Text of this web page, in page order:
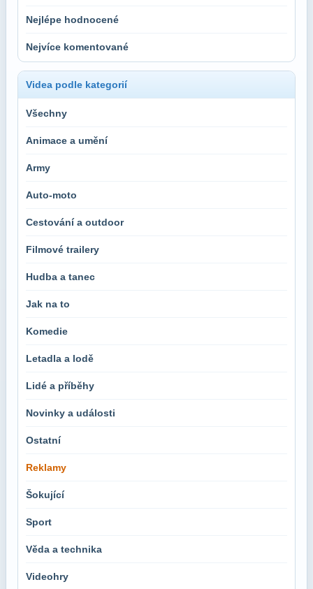
Nejlépe hodnocené
Nejvíce komentované
Videa podle kategorií
Všechny
Animace a umění
Army
Auto-moto
Cestování a outdoor
Filmové trailery
Hudba a tanec
Jak na to
Komedie
Letadla a lodě
Lidé a příběhy
Novinky a události
Ostatní
Reklamy
Šokující
Sport
Věda a technika
Videohry